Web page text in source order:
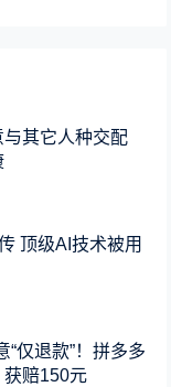
其它人种交配
顶级AI技术被用
“仅退款”！拼多多
获赔150元